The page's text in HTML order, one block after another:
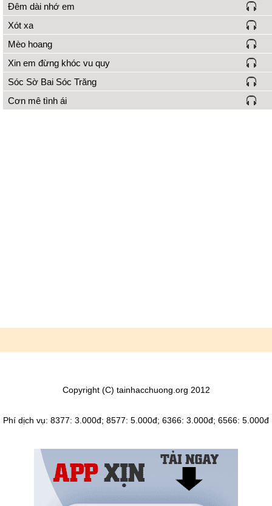
Đêm dài nhớ em
Xót xa
Mèo hoang
Xin em đừng khóc vu quy
Sóc Sờ Bai Sóc Trăng
Cơn mê tình ái
Copyright (C) tainhacchuong.org 2012
Phí dịch vụ: 8377: 3.000đ; 8577: 5.000đ; 6366: 3.000đ; 6566: 5.000đ